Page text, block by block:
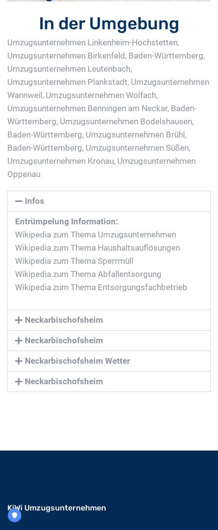
In der Umgebung
Umzugsunternehmen Linkenheim-Hochstetten,
Umzugsunternehmen Birkenfeld, Baden-Württemberg,
Umzugsunternehmen Leutenbach,
Umzugsunternehmen Plankstadt, Umzugsunternehmen
Wannweil , Umzugsunternehmen Wolfach,
Umzugsunternehmen Benningen am Neckar, Baden-
Württemberg, Umzugsunternehmen Bodelshausen,
Baden-Württemberg, Umzugsunternehmen Brühl,
Baden-Württemberg, Umzugsunternehmen Süßen,
Umzugsunternehmen Kronau, Umzugsunternehmen
Oppenau
Infos
Entrümpelung Information:
Wikipedia zum Thema Umzugsunternehmen
Wikipedia zum Thema Haushaltsauflösungen
Wikipedia zum Thema Sperrmüll
Wikipedia zum Thema Abfallentsorgung
Wikipedia zum Thema Entsorgungsfachbetrieb
Neckarbischofsheim
Neckarbischofsheim
Neckarbischofsheim Wetter
Neckarbischofsheim
KiWi Umzugsunternehmen